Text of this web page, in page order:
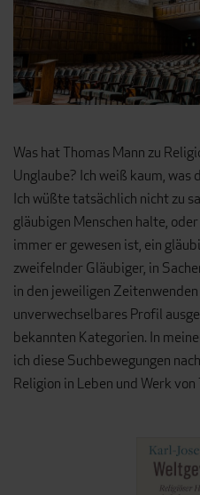
Was hat Thomas Mann zu
Unglaube? Ich weiß kaum, was
Ich wüßte tatsächlich nicht zu
gläubigen Menschen halte,
immer er gewesen ist, ein
zweifelnder Gläubiger, in
in den jeweiligen
unverwechselbares Profil
bekannten Kategorien. In
ich diese Suchbewegungen
Religion in Leben und Werk von